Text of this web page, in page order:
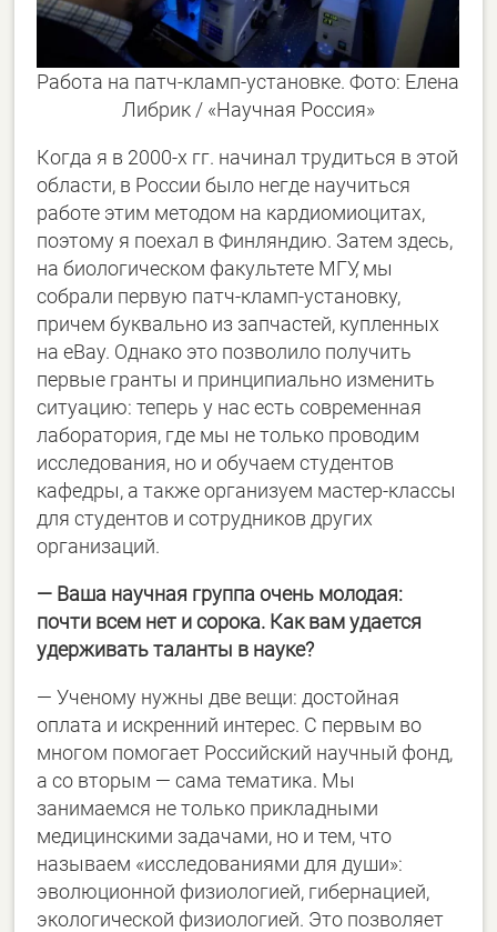
Работа на патч-кламп-установке. Фото: Елена
Либрик / «Научная Россия»
Когда я в 2000-х гг. начинал трудиться в этой
области, в России было негде научиться
работе этим методом на кардиомиоцитах,
поэтому я поехал в Финляндию. Затем здесь,
на биологическом факультете МГУ, мы
собрали первую патч-кламп-установку,
причем буквально из запчастей, купленных
на eBay. Однако это позволило получить
первые гранты и принципиально изменить
ситуацию: теперь у нас есть современная
лаборатория, где мы не только проводим
исследования, но и обучаем студентов
кафедры, а также организуем мастер-классы
для студентов и сотрудников других
организаций.
— Ваша научная группа очень молодая:
почти всем нет и сорока. Как вам удается
удерживать таланты в науке?
— Ученому нужны две вещи: достойная
оплата и искренний интерес. С первым во
многом помогает Российский научный фонд,
а со вторым — сама тематика. Мы
занимаемся не только прикладными
медицинскими задачами, но и тем, что
называем «исследованиями для души»:
эволюционной физиологией, гибернацией,
экологической физиологией. Это позволяет